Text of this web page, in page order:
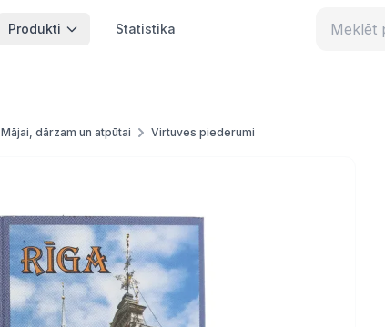
Produkti Statistika
Mājai, dārzam un atpūtai Virtuves piederumi